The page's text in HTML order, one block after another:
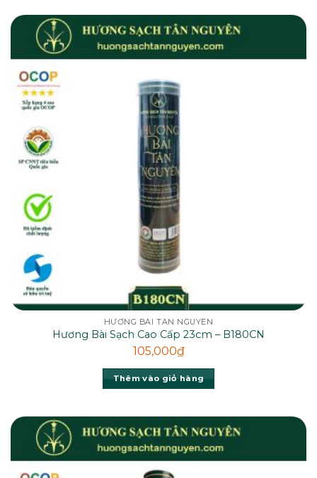
HƯƠNG BÀI TÂN NGUYÊN
Hương Bài Sạch Cao Cấp 23cm – B180CN
105,000₫
Thêm vào giỏ hàng